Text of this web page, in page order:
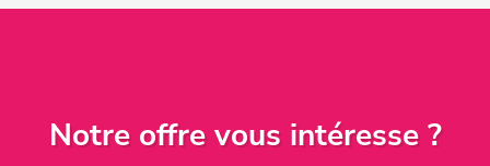
Notre offre vous intéresse ?